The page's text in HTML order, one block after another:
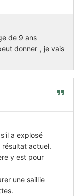
de 9 ans
donner , je vais
a explosé
actuel.
y est pour
une saillie